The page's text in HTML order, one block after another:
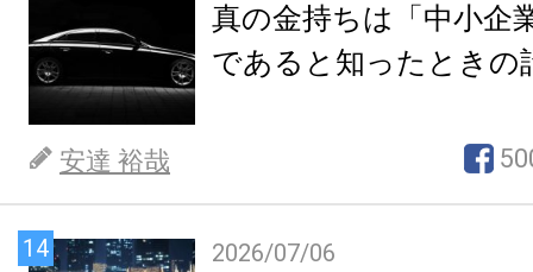
真の金持ちは「中小企
であると知ったときの
安達 裕哉
14 2026/07/06